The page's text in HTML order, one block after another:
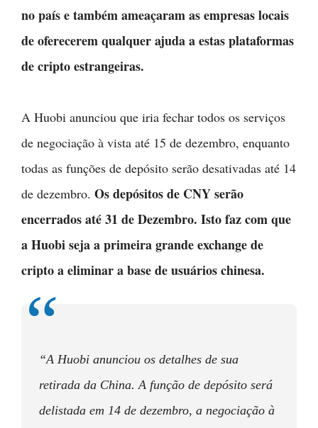
no país e também ameaçaram as empresas locais
de oferecerem qualquer ajuda a estas plataformas
de cripto estrangeiras.
A Huobi anunciou que iria fechar todos os serviços
de negociação à vista até 15 de dezembro, enquanto
todas as funções de depósito serão desativadas até 14
de dezembro. Os depósitos de CNY serão
encerrados até 31 de Dezembro. Isto faz com que
a Huobi seja a primeira grande exchange de
cripto a eliminar a base de usuários chinesa.
“A Huobi anunciou os detalhes de sua
retirada da China. A função de depósito será
delistada em 14 de dezembro, a negociação à